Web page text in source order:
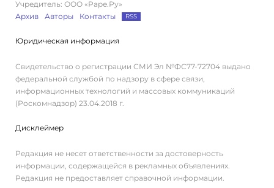
Учредитель: ООО «Раре.Ру»
Архив
Авторы Контакты RSS
Юридическая информация
Свидетельство о регистрации СМИ Эл №ФС77-72704 выдано
федеральной службой по надзору в сфере связи,
информационных технологий и массовых коммуникаций
(Роскомнадзор) 23.04.2018 г.
Дисклеймер
Редакция не несет ответственности за достоверность
информации, содержащейся в рекламных объявлениях.
Редакция не предоставляет справочной информации.